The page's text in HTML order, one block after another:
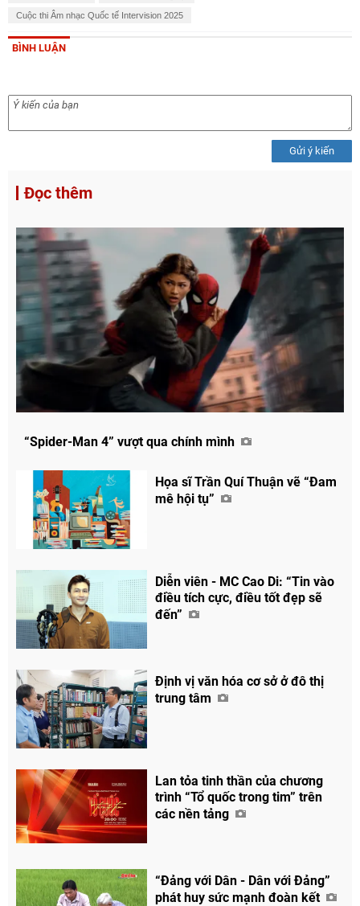
Cuộc thi Âm nhạc Quốc tế Intervision 2025
BÌNH LUẬN
Gửi ý kiến
Đọc thêm
“Spider-Man 4” vượt qua chính mình
Họa sĩ Trần Quí Thuận vẽ “Đam
mê hội tụ”
Diễn viên - MC Cao Di: “Tin vào
điều tích cực, điều tốt đẹp sẽ
đến”
Định vị văn hóa cơ sở ở đô thị
trung tâm
Lan tỏa tinh thần của chương
trình “Tổ quốc trong tim” trên
các nền tảng
“Đảng với Dân - Dân với Đảng”
phát huy sức mạnh đoàn kết